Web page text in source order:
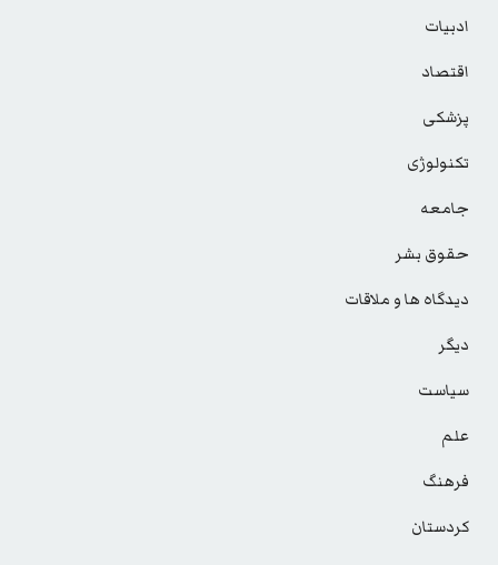
ادبیات
اقتصاد
پزشکی
تکنولوژی
جامعه
حقوق بشر
دیدگاه ها و ملاقات
دیگر
سیاست
علم
فرهنگ
کردستان